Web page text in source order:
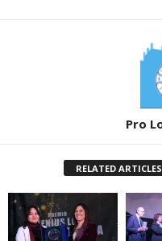
Pro
RELATED ARTICLES